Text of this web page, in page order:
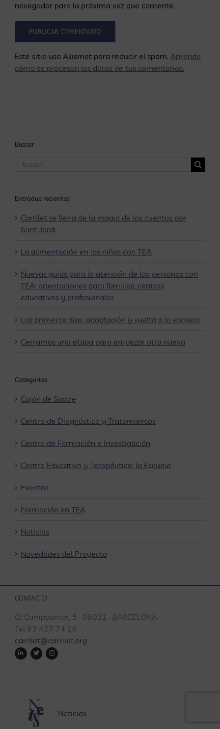
navegador para la próxima vez que comente.
Este sitio usa Akismet para reducir el spam. Aprende
cómo se procesan los datos de tus comentarios.
Buscar
Buscar:
Entradas recientes
Carrilet se llena de la magia de los cuentos por
Sant Jordi
La alimentación en los niños con TEA
Nuevas guías para la atención de las personas con
TEA: orientaciones para familias, centros
educativos y profesionales
Los primeros días: adaptación y vuelta a la escuela
Cerramos una etapa para empezar otra nueva
Categorías
Cajón de Sastre
Centro de Diagnóstico y Tratamientos
Centro de Formación e Investigación
Centro Educativo y Terapéutico, la Escuela
Eventos
Formación en TEA
Noticias
Novedades del Proyecto
CONTACTO
C/ Campoamor, 5 · 08031 · BARCELONA
Tel 93 427 74 19
carrilet@carrilet.org
Noticias